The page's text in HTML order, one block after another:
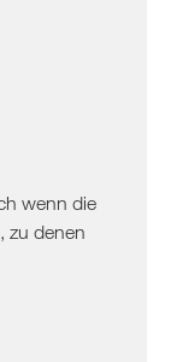
wenn die
zu denen